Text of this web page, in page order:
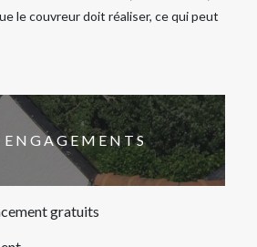
le couvreur doit réaliser, ce qui peut
ENGAGEMENTS
gratuits